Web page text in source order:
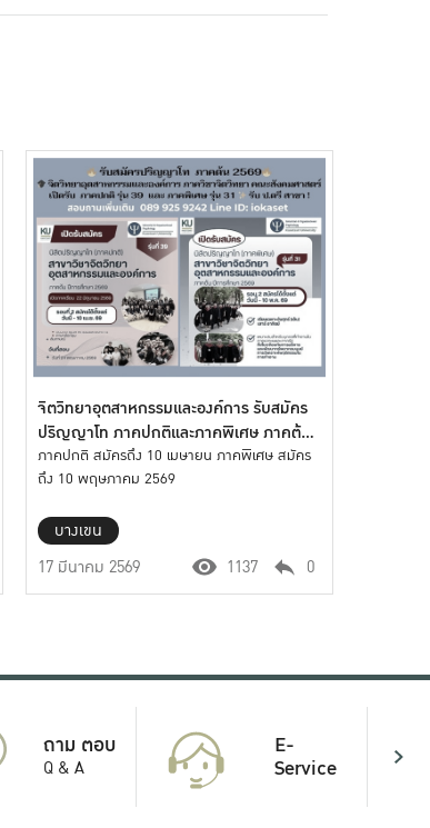
จิตวิทยาอุตสาหกรรมและองค์การ รับสมัคร
ปริญญาโท ภาคปกติและภาคพิเศษ ภาคต้น
2569
ภาคปกติ สมัครถึง 10 เมษายน ภาคพิเศษ สมัคร
ถึง 10 พฤษภาคม 2569
บางเขน
17 มีนาคม 2569
1137 0
ถาม ตอบ
Q & A
E-
Service